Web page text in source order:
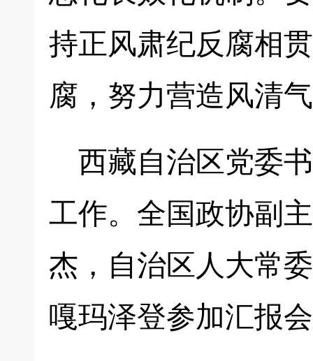
持正风肃纪反腐相
腐，努力营造风清
西藏自治区党委
工作。全国政协副
杰，自治区人大常
嘎玛泽登参加汇报